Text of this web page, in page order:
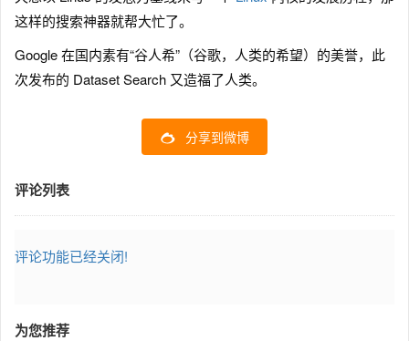
这样的搜索神器就帮大忙了。
Google 在国内素有“谷人希”（谷歌，人类的希望）的美誉，此
次发布的 Dataset Search 又造福了人类。
分享到微博
评论列表
评论功能已经关闭!
为您推荐